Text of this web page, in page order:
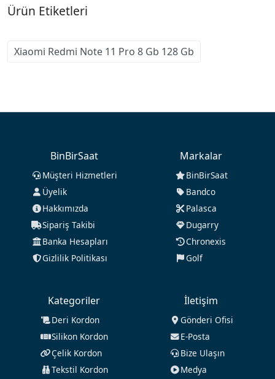
Ürün Etiketleri
Xiaomi Redmi Note 11 Pro 8 Gb 128 Gb
BinBirSaat
Müşteri Hizmetleri
Üyelik
Hakkımızda
Sipariş Takibi
Banka Hesapları
Gizlilik Politikası
Markalar
BinBirSaat
Bandco
Palasca
Dugarry
Chronexis
Golf
Kategoriler
Deri Kordon
Silikon Kordon
Çelik Kordon
Tekstil Kordon
İletişim
Gönderi Ofisi
E-Posta
Bize Ulaşın
Medya